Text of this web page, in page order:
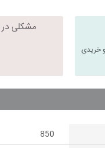
و خریدی
مشکلی در
850